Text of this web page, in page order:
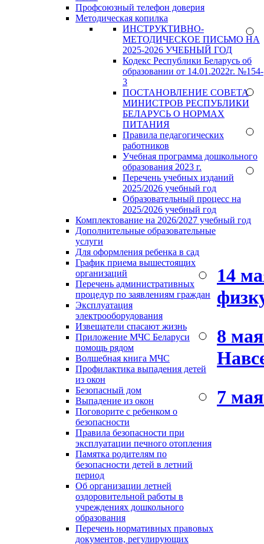
Профсоюзный телефон доверия
Методическая копилка
ИНСТРУКТИВНО-
МЕТОДИЧЕСКОЕ ПИСЬМО НА
2025-2026 УЧЕБНЫЙ ГОД
Кодекс Республики Беларусь об
образовании от 14.01.2022г. №154-
3
ПОСТАНОВЛЕНИЕ СОВЕТА
МИНИСТРОВ РЕСПУБЛИКИ
БЕЛАРУСЬ О НОРМАХ
ПИТАНИЯ
Правила педагогических
работников
Учебная программа дошкольного
образования 2023 г.
Перечень учебных изданий
2025/2026 учебный год
Образовательный процесс на
2025/2026 учебный год
Комплектование на 2026/2027 учебный год
Дополнительные образовательные
услуги
Для оформления ребенка в сад
График приема вышестоящих
организаций
Перечень административных
процедур по заявлениям граждан
Эксплуатация
электрооборудования
Извещатели спасают жизнь
Приложение МЧС Беларуси
помощь рядом
Волшебная книга МЧС
Профилактика выпадения детей
из окон
Безопасный дом
Выпадение из окон
Поговорите с ребенком о
безопасности
Правила безопасности при
эксплуатации печного отопления
Памятка родителям по
безопасности детей в летний
период
Об организации летней
оздоровительной работы в
учреждениях дошкольного
образования
Перечень нормативных правовых
документов, регулирующих
14
8
7